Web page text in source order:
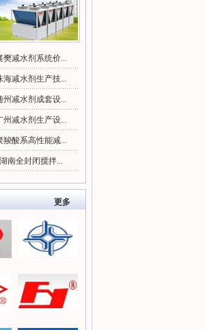
樊减水剂系统价...
海减水剂生产技...
州减水剂成套设...
州减水剂生产设...
羧酸系高性能减...
南全封闭搅拌...
更多